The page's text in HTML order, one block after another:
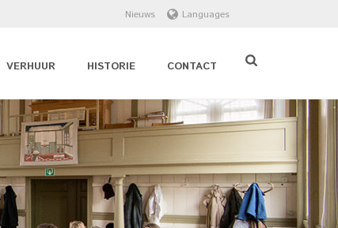
Nieuws Languages
VERHUUR HISTORIE CONTACT